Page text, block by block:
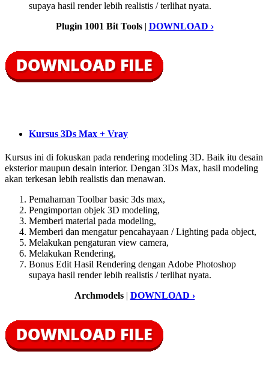
supaya hasil render lebih realistis / terlihat nyata.
Plugin 1001 Bit Tools | DOWNLOAD ›
Kursus 3Ds Max + Vray
Kursus ini di fokuskan pada rendering modeling 3D. Baik itu desain
eksterior maupun desain interior. Dengan 3Ds Max, hasil modeling
akan terkesan lebih realistis dan menawan.
Pemahaman Toolbar basic 3ds max,
Pengimportan objek 3D modeling,
Memberi material pada modeling,
Memberi dan mengatur pencahayaan / Lighting pada object,
Melakukan pengaturan view camera,
Melakukan Rendering,
Bonus Edit Hasil Rendering dengan Adobe Photoshop
supaya hasil render lebih realistis / terlihat nyata.
Archmodels | DOWNLOAD ›